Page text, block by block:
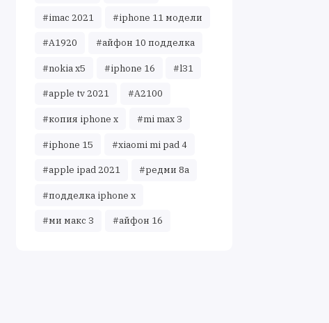
#imac 2021 #iphone 11 модели
#A1920 #айфон 10 подделка
#nokia x5 #iphone 16 #l31
#apple tv 2021 #A2100
#копия iphone x #mi max 3
#iphone 15 #xiaomi mi pad 4
#apple ipad 2021 #редми 8а
#подделка iphone x
#ми макс 3 #айфон 16